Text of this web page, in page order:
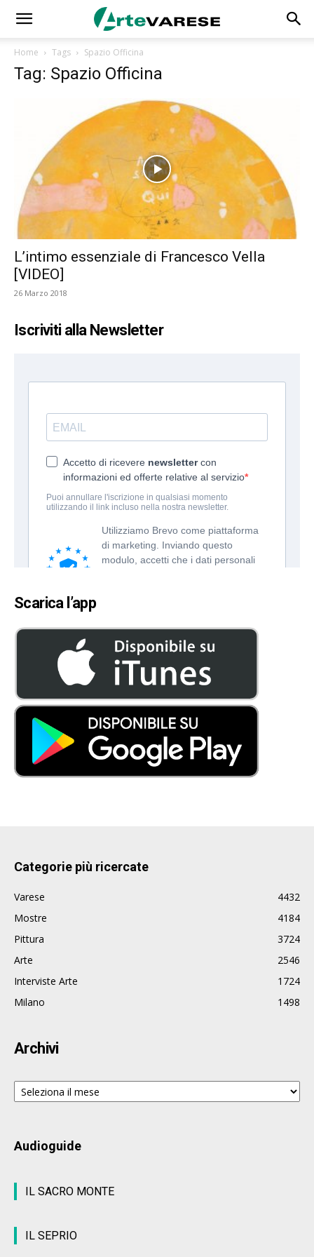
Home Tags Spazio Officina
Tag: Spazio Officina
L’intimo essenziale di Francesco Vella
[VIDEO]
26 Marzo 2018
Iscriviti alla Newsletter
Scarica l’app
Categorie più ricercate
Varese
4432
Mostre
4184
Pittura
3724
Arte
2546
Interviste Arte
1724
Milano
1498
Archivi
Archivi
Audioguide
IL SACRO MONTE
IL SEPRIO